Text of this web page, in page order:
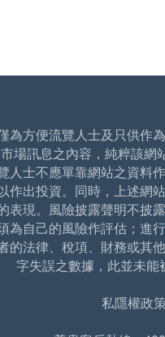
為方便流覽人士及只供作
場訊息之內容，純粹該
人士不應單靠網站之資料
作出投資。同時，上述網
表現。風險披露聲明不披
為自己的風險作評估；進
的法律、稅項、財務或其
字失誤之數據，此並未
私隱權政